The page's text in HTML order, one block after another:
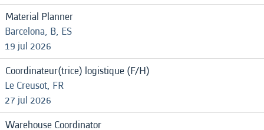
Material Planner
Barcelona, B, ES
19 jul 2026
Coordinateur(trice) logistique (F/H)
Le Creusot, FR
27 jul 2026
Warehouse Coordinator